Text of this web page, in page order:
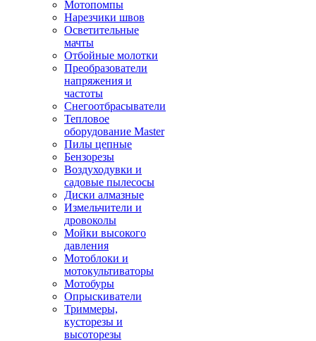
Мотопомпы
Нарезчики швов
Осветительные
мачты
Отбойные молотки
Преобразователи
напряжения и
частоты
Снегоотбрасыватели
Тепловое
оборудование Master
Пилы цепные
Бензорезы
Воздуходувки и
садовые пылесосы
Диски алмазные
Измельчители и
дровоколы
Мойки высокого
давления
Мотоблоки и
мотокультиваторы
Мотобуры
Опрыскиватели
Триммеры,
кусторезы и
высоторезы